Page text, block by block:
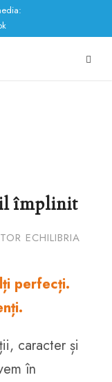
împlinit
ECHILIBRIA
perfecți.
caracter și
în